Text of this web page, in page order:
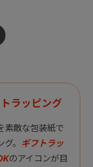
ラッピング
素敵な包装紙で
。 ギフトラッ
のアイコンが目